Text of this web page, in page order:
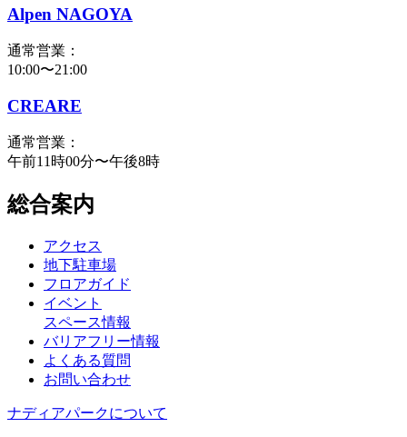
Alpen NAGOYA
通常営業：
10:00〜21:00
CREARE
通常営業：
午前11時00分〜午後8時
総合案内
アクセス
地下駐車場
フロアガイド
イベント
スペース情報
バリアフリー情報
よくある質問
お問い合わせ
ナディアパークについて